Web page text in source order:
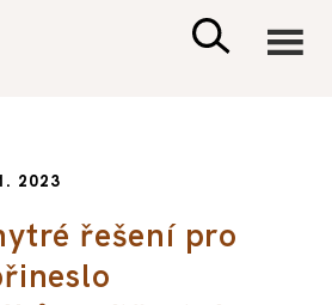
2023
řešení pro